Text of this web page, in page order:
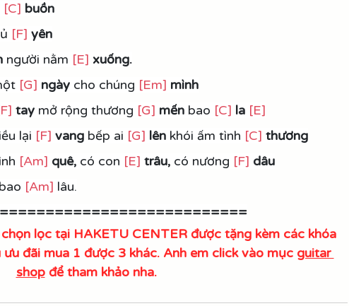
[C] buồn
[F] yên
người nằm [E] xuống.
[G] ngày cho chúng [Em] mình
tay mở rộng thương [G] mến bao [C] la [E]
lại [F] vang bếp ai [G] lên khói ấm tình [C] thương
[Am] quê, có con [E] trâu, có nương [F] dâu
[Am] lâu.
lọc tại HAKETU CENTER được tặng kèm các khóa
đãi mua 1 được 3 khác. Anh em click vào mục guitar
shop để tham khảo nha.